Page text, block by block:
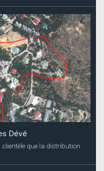
Dévé
que la distribution